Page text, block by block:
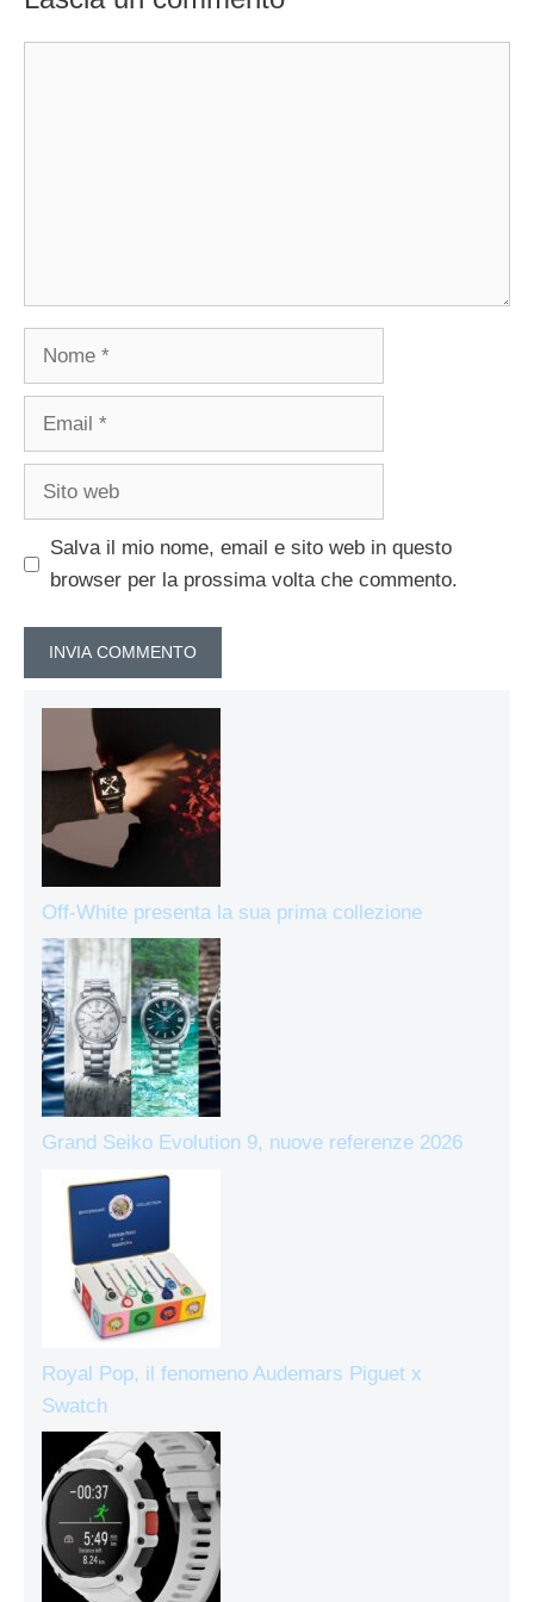
Nome
Email
Sito
Salva il mio nome, email e sito web in questo
browser per la prossima volta che commento.
Off-White presenta la sua prima collezione
Grand Seiko Evolution 9, nuove referenze 2026
Royal Pop, il fenomeno Audemars Piguet x
Swatch